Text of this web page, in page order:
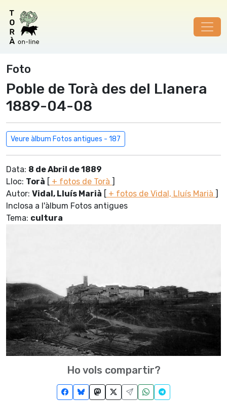
Foto
Poble de Torà des del Llanera
1889-04-08
Veure àlbum Fotos antigues - 187
Data: 8 de Abril de 1889
Lloc: Torà [ + fotos de Torà ]
Autor: Vidal, Lluís Marià [ + fotos de Vidal, Lluís Marià ]
Inclosa a l'àlbum Fotos antigues
Tema: cultura
Ho vols compartir?